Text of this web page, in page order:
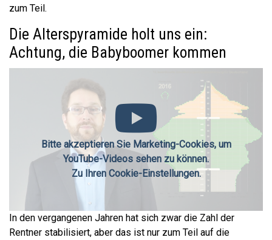
zum Teil.
Die Alterspyramide holt uns ein:
Achtung, die Babyboomer kommen
Bitte akzeptieren Sie Marketing-Cookies, um
YouTube-Videos sehen zu können.
Zu Ihren Cookie-Einstellungen.
In den vergangenen Jahren hat sich zwar die Zahl der
Rentner stabilisiert, aber das ist nur zum Teil auf die